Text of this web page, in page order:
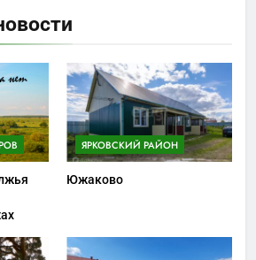
ЯРКОВСКИЙ РАЙОН
Южаково